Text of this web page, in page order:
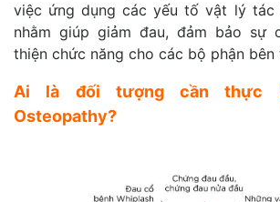
việc ứng dụng các yếu tố vật lý tác
nhằm giúp giảm đau, đảm bảo sự
thiện chức năng cho các bộ phận
Ai là đối tượng cần thực
Osteopathy?